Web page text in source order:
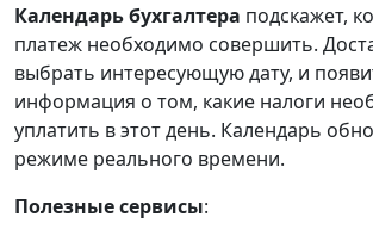
Календарьбухгалтера подскажет,
платеж необходимо совершить.
выбрать интересующую дату, и
информация о том, какие налоги
уплатить в этот день. Календарь
режиме реального времени.
Полезные сервисы: